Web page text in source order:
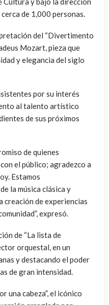
de 1,000 personas.
del “Divertimento
Mozart, pieza que
y elegancia del siglo
por su interés
al talento artístico
de sus próximos
de quienes
el público; agradezco a
Estamos
la música clásica y
creación de experiencias
expresó.
de “La lista de
orquestal, en un
y destacando el poder
de gran intensidad.
una cabeza”, el icónico